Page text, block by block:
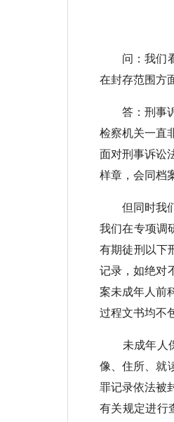
问：我们看
在封存范围方
答：刑事诉
检察机关一直
面对刑事诉讼
样章，会同档
但同时我们
我们在专项调
有期徒刑以下
记录，如绝对
案未成年人前
过程文书均不
未成年人保
像、住所、就
罪记录依法被
有关规定进行